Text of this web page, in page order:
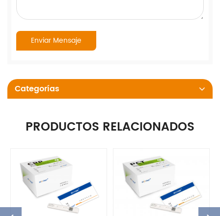
Categorías
PRODUCTOS RELACIONADOS